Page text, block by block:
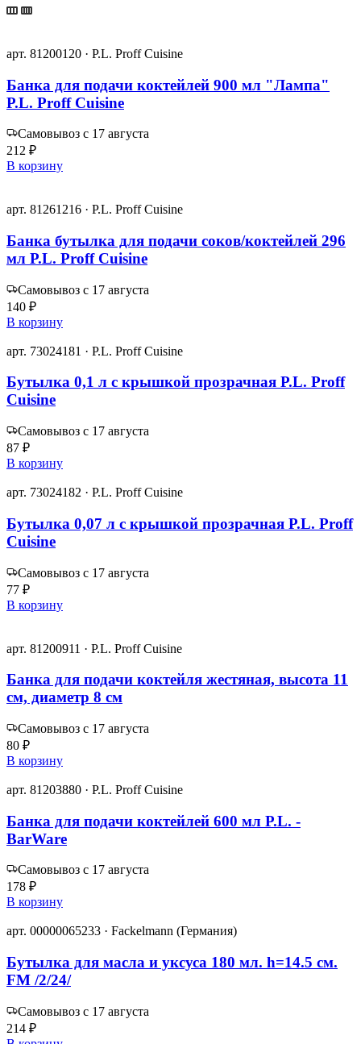
арт. 81200120 · P.L. Proff Cuisine
Банка для подачи коктейлей 900 мл "Лампа"
P.L. Proff Cuisine
Самовывоз с 17 августа
212 ₽
В корзину
арт. 81261216 · P.L. Proff Cuisine
Банка бутылка для подачи соков/коктейлей 296
мл P.L. Proff Cuisine
Самовывоз с 17 августа
140 ₽
В корзину
арт. 73024181 · P.L. Proff Cuisine
Бутылка 0,1 л с крышкой прозрачная P.L. Proff
Cuisine
Самовывоз с 17 августа
87 ₽
В корзину
арт. 73024182 · P.L. Proff Cuisine
Бутылка 0,07 л с крышкой прозрачная P.L. Proff
Cuisine
Самовывоз с 17 августа
77 ₽
В корзину
арт. 81200911 · P.L. Proff Cuisine
Банка для подачи коктейля жестяная, высота 11
см, диаметр 8 см
Самовывоз с 17 августа
80 ₽
В корзину
арт. 81203880 · P.L. Proff Cuisine
Банка для подачи коктейлей 600 мл P.L. -
BarWare
Самовывоз с 17 августа
178 ₽
В корзину
арт. 00000065233 · Fackelmann (Германия)
Бутылка для масла и уксуса 180 мл. h=14.5 см.
FM /2/24/
Самовывоз с 17 августа
214 ₽